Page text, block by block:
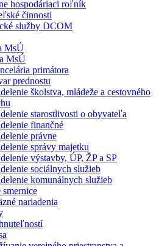
hospodáriaci roľník
činnosti
služby DCOM
MsÚ
MsÚ
primátora
prednostu
školstva, mládeže a cestovného
starostlivosti o obyvateľa
finančné
právne
správy majetku
výstavby, ÚP, ŽP a SP
sociálnych služieb
komunálnych služieb
nariadenia